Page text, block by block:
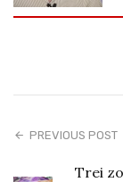
PREVIOUS POST
Trei